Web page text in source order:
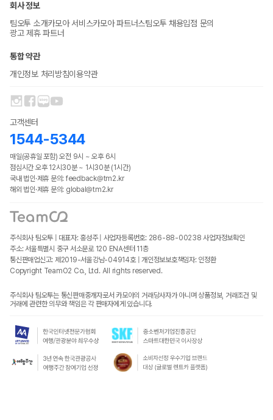
회사 정보
팀오투 소개카모아 서비스카모아 파트너스팀오투 채용입점 문의
광고 제휴 파트너
통합 약관
개인정보 처리방침이용약관
고객센터
1544-5344
매일(공휴일 포함) 오전 9시 ~ 오후 6시
점심시간 오후 12시30분 ~ 1시30분 (1시간)
국내 법인·제휴 문의: feedback@tm2.kr
해외 법인·제휴 문의: global@tm2.kr
주식회사 팀오투 | 대표자: 홍성주 | 사업자등록번호: 286-88-00238 사업자정보확인
주소: 서울특별시 중구 서소문로 120 ENA센터 11층
통신판매업신고: 제2019-서울강남-04914호 | 개인정보보호책임자: 인정환
Copyright TeamO2 Co., Ltd. All rights reserved.
주식회사 팀오투는 통신판매중개자로서 카모아의 거래당사자가 아니며 상품정보, 거래조건 및
거래에 관련한 의무와 책임은 각 판매자에게 있습니다.